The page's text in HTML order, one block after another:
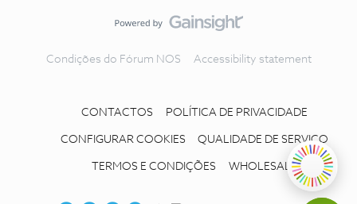
Condições do Fórum NOS Accessibility statement
CONTACTOS POLÍTICA DE PRIVACIDADE
CONFIGURAR COOKIES QUALIDADE DE SERVIÇO
TERMOS E CONDIÇÕES WHOLESALE